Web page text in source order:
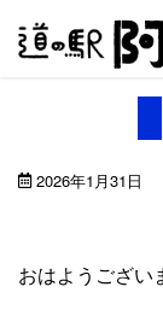
Skip
2026年1月31日
おはようござい